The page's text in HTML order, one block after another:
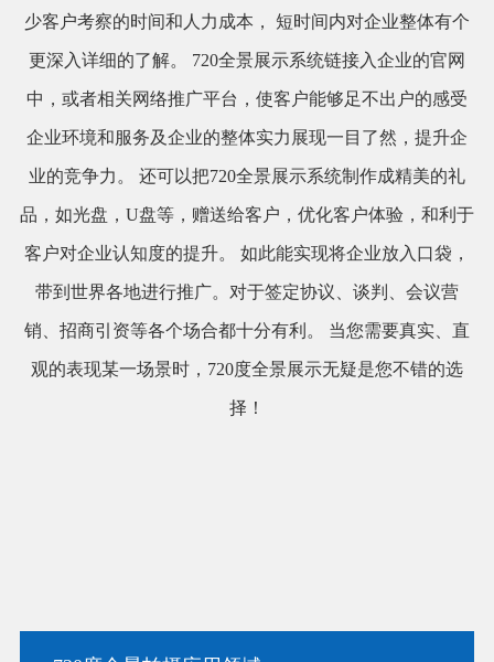
少客户考察的时间和人力成本， 短时间内对企业整体有个
更深入详细的了解。 720全景展示系统链接入企业的官网
中，或者相关网络推广平台，使客户能够足不出户的感受
企业环境和服务及企业的整体实力展现一目了然，提升企
业的竞争力。 还可以把720全景展示系统制作成精美的礼
品，如光盘，U盘等，赠送给客户，优化客户体验，和利于
客户对企业认知度的提升。 如此能实现将企业放入口袋，
带到世界各地进行推广。对于签定协议、谈判、会议营
销、招商引资等各个场合都十分有利。 当您需要真实、直
观的表现某一场景时，720度全景展示无疑是您不错的选
择！